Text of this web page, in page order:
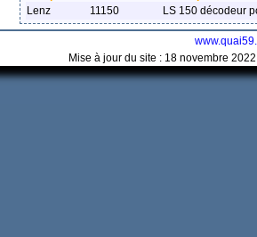
Lenz
11150 LS 150 décodeur
Mise à jour du site : 18 novembre